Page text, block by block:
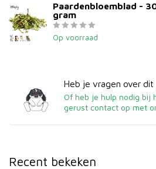
Paardenbloemblad -
gram
Op voorraad
Heb je vragen over dit
Of heb je hulp nodig bij
gerust contact op met
Recent bekeken